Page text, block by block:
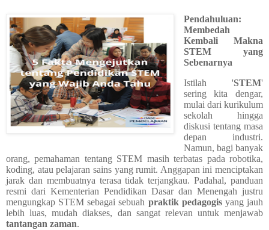
Pendahuluan:
Membedah
Kembali Makna
STEM yang
Sebenarnya
Istilah 'STEM'
sering kita dengar,
mulai dari kurikulum
sekolah hingga
diskusi tentang masa
depan industri.
Namun, bagi banyak
orang, pemahaman tentang STEM masih terbatas pada robotika,
koding, atau pelajaran sains yang rumit. Anggapan ini menciptakan
jarak dan membuatnya terasa tidak terjangkau. Padahal, panduan
resmi dari Kementerian Pendidikan Dasar dan Menengah justru
mengungkap STEM sebagai sebuah praktik pedagogisyang jauh
lebih luas, mudah diakses, dan sangat relevan untuk menjawab
tantangan zaman.